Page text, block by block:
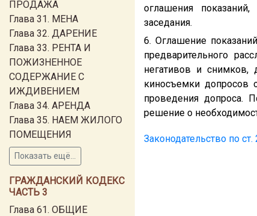
ПРОДАЖА
Глава 31. МЕНА
Глава 32. ДАРЕНИЕ
Глава 33. РЕНТА И
ПОЖИЗНЕННОЕ
СОДЕРЖАНИЕ С
ИЖДИВЕНИЕМ
Глава 34. АРЕНДА
Глава 35. НАЕМ ЖИЛОГО
ПОМЕЩЕНИЯ
Показать ещё...
ГРАЖДАНСКИЙ КОДЕКС
ЧАСТЬ 3
Глава 61. ОБЩИЕ
оглашения
заседания.
6. Оглашение
предварительного
негативов и снимков,
киносъемки допросов
проведения допроса.
решение о
Законодательство по